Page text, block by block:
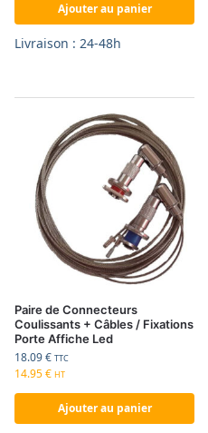
Ajouter au panier
Livraison : 24-48h
Paire de Connecteurs
Coulissants + Câbles / Fixations
Porte Affiche Led
18.09€ TTC
14.95€ HT
Ajouter au panier